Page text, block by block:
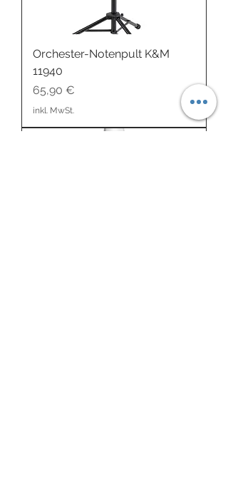
Orchester-Notenpult K&M
11940
Preis
65,90 €
inkl. MwSt.